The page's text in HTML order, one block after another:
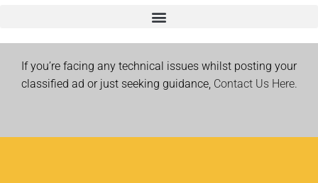
If you’re facing any technical issues whilst posting your
classified ad or just seeking guidance, Contact Us Here.